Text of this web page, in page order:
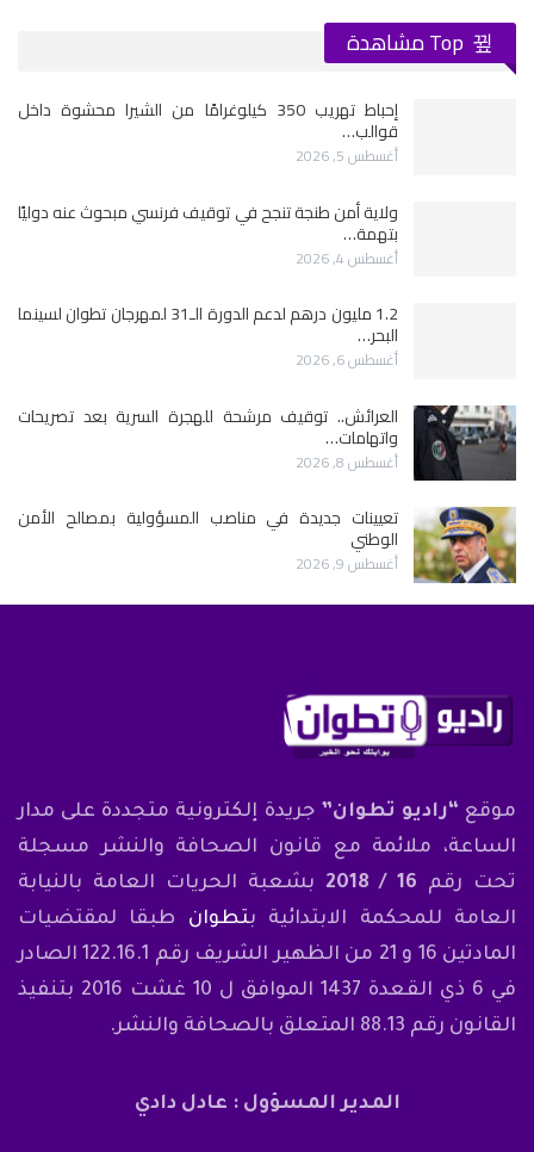
إحباط تهريب 350 كيلوغرامًا من الشيرا محشوة داخل
قوالب…
أغسطس 5, 2026
ولاية أمن طنجة تنجح في توقيف فرنسي مبحوث عنه دوليًا
بتهمة…
أغسطس 4, 2026
1.2 مليون درهم لدعم الدورة الـ31 لمهرجان تطوان لسينما
البحر…
أغسطس 6, 2026
العرائش.. توقيف مرشحة للهجرة السرية بعد تصريحات
واتهامات…
أغسطس 8, 2026
تعيينات جديدة في مناصب المسؤولية بمصالح الأمن
الوطني
أغسطس 9, 2026
موقع “راديو تطوان” جريدة إلكترونية متجددة على مدار
الساعة، ملائمة مع قانون الصحافة والنشر مسجلة
تحت رقم 16 / 2018
بشعبة الحريات العامة بالنيابة
العامة للمحكمة الابتدائية بتطوان طبقا لمقتضيات
المادتين 16 و 21 من الظهير الشريف رقم 122.16.1 الصادر
في 6 ذي القعدة 1437 الموافق ل 10 غشت 2016 بتنفيذ
القانون رقم 88.13 المتعلق بالصحافة والنشر.
المدير المسؤول : عادل دادي